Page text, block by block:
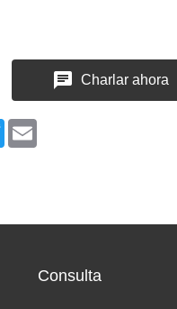
Charlar ahora
Twitter
Consulta